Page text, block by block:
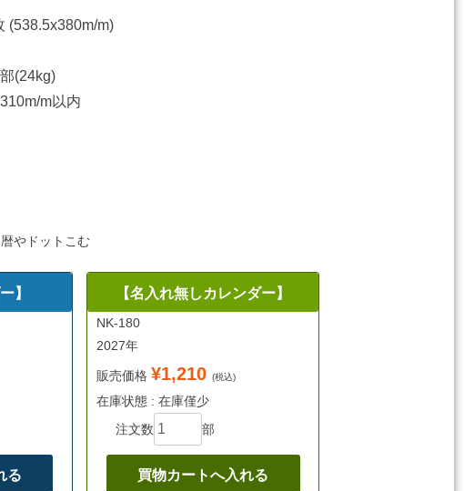
(538.5x380m/m)
(24kg)
m以内
暦やドットこむ
】 【名入れ無しカレンダー】
NK-180
2027年
販売価格 ¥1,210(税込)
在庫状態 : 在庫僅少
注文数
部